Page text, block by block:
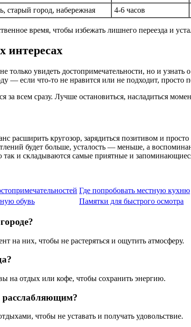
старый город, набережная 4-6 часов
время, чтобы избежать лишнего переезда и
интересах
увидеть достопримечательности, но и
— если что-то не нравится или не подходит, просто
за всем сразу. Лучше остановиться, насладиться
расширить кругозор, зарядиться позитивом и
будет больше, усталость — меньше, а
и складываются самые приятные и
Где попробовать местную кухню
обувь Памятки для быстрого осмотра
на них, чтобы не растеряться и ощутить атмосферу.
на отдых или кофе, чтобы сохранить энергию.
расслабляющим?
чтобы не уставать и получать удовольствие.